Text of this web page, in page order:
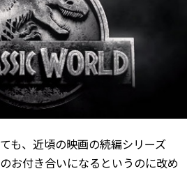
も、近頃の映画の続編シリーズ
お付き合いになるというのに改め